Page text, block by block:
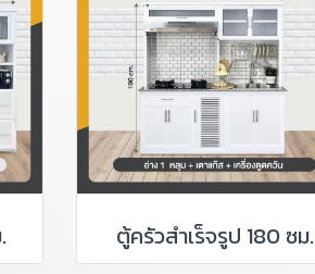
ตู้ครัวสำเร็จรูป 180 ซม.